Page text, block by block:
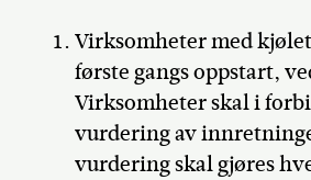
Virksomheter med
første gangs oppstart,
Virksomheter skal i
vurdering av
vurdering skal gjøres